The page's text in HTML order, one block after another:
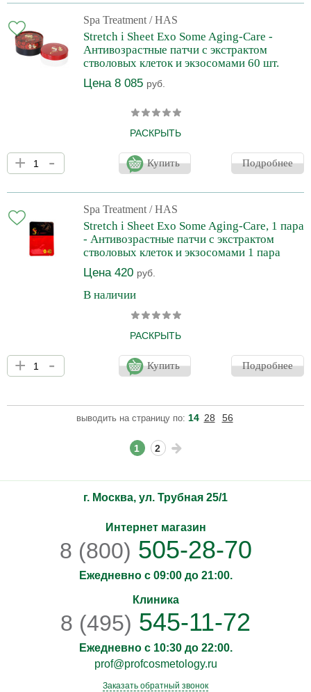
матовое покрытие и способствуя улучшению тона кожи.
Маскирует несовершенства и покраснения, а также оказывает
сильное противовоспалительное, тонизирующее и питательное
действие, комплексно оздоравливая кожу. Высокая эффек
Spa Treatment / HAS
Stretch i Sheet Exo Some Aging-Care -
Антивозрастные патчи с экстрактом
стволовых клеток и экзосомами 60 шт.
Цена 8 085 руб.
РАСКРЫТЬ
Антивозрастные патчи для кожи вокруг глаз содержат новый
косметический ингредиент - комбинацию экзосом и HAS,
которые усиливают положительное действие друг друга и
патчи Spa Treatment HAS Stretch i Sheet Exo Some Aging-Care
смягчают, осветляют и тонизируют кожу, оказывают выраженный
лифтинг эффект, а также замедляют процесс увядания.
+ - Купить Подробнее
Spa Treatment / HAS
Stretch i Sheet Exo Some Aging-Care, 1 пара
- Антивозрастные патчи с экстрактом
стволовых клеток и экзосомами 1 пара
Цена 420 руб.
В наличии
РАСКРЫТЬ
Антивозрастные патчи для кожи вокруг глаз содержат новый
косметический ингредиент - комбинацию экзосом и HAS,
которые усиливают положительное действие друг друга и
смягчают, осветляют и тонизируют кожу, оказывают выраженный
лифтинг эффект, а также замедляют процесс увядания.
+ - Купить Подробнее
выводить на страницу по: 14 28 56
1 2
г. Москва, ул. Трубная 25/1
Интернет магазин
8 (800) 505-28-70
Ежедневно с 09:00 до 21:00.
Клиника
8 (495) 545-11-72
Ежедневно с 10:30 до 22:00.
prof@profcosmetology.ru
Заказать обратный звонок